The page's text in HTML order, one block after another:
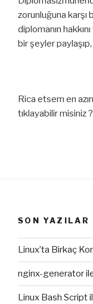
zorunluğuna karşı
diplomanın
bir şeyler
Rica etsem en
tıklayabilir misiniz
SON YAZILAR
Linux’ta Birkaç
nginx-generator
Linux Bash Script